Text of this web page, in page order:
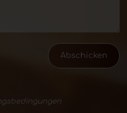
Abschicken